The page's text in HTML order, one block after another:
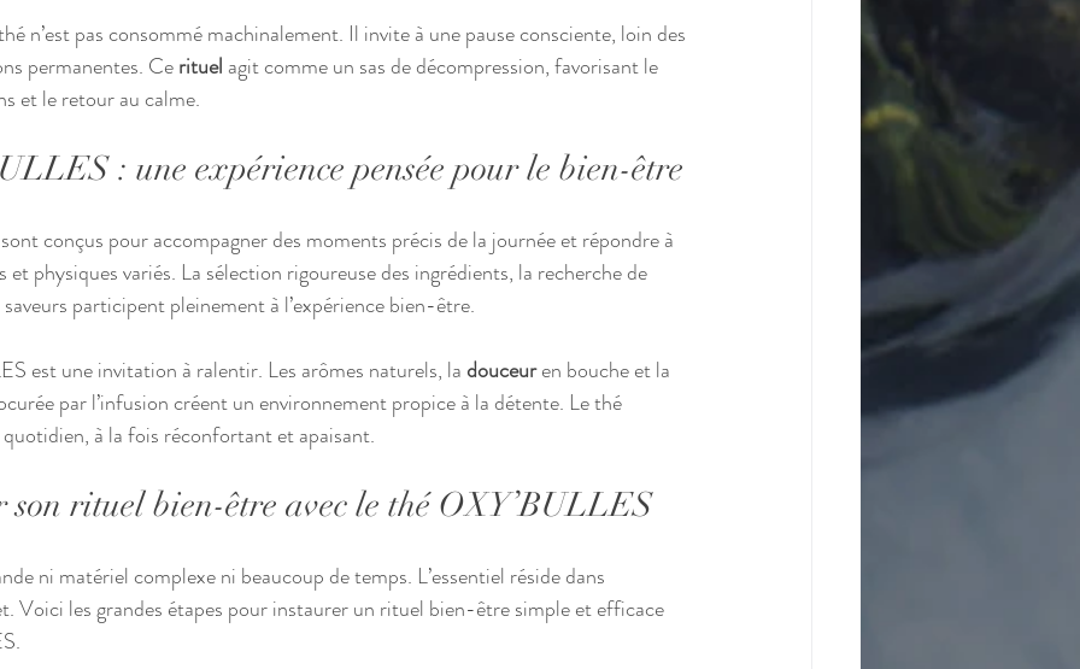
n’est pas consommé machinalement. Il invite à une pause consciente, loin des
permanentes. Ce rituel agit comme un sas de décompression, favorisant le
et le retour au calme.
: une expérience pensée pour le bien-être
conçus pour accompagner des moments précis de la journée et répondre à
et physiques variés. La sélection rigoureuse des ingrédients, la recherche de
participent pleinement à l’expérience bien-être.
est une invitation à ralentir. Les arômes naturels, la douceur en bouche et la
par l’infusion créent un environnement propice à la détente. Le thé
à la fois réconfortant et apaisant.
son rituel bien-être avec le thé OXY’BULLES
ni matériel complexe ni beaucoup de temps. L’essentiel réside dans
Voici les grandes étapes pour instaurer un rituel bien-être simple et efficace